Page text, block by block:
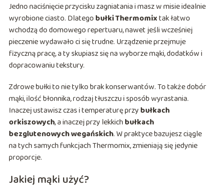
Jedno naciśnięcie przycisku zagniatania i masz w misie idealnie
wyrobione ciasto. Dlatego bułki Thermomixtak łatwo
wchodzą do domowego repertuaru, nawet jeśli wcześniej
pieczenie wydawało ci się trudne. Urządzenie przejmuje
fizyczną pracę, a ty skupiasz się na wyborze mąki, dodatków i
dopracowaniu tekstury.
Zdrowe bułki to nie tylko brak konserwantów. To także dobór
mąki, ilość błonnika, rodzaj tłuszczu i sposób wyrastania.
Inaczej ustawisz czas i temperaturę przy bułkach
orkiszowych, a inaczej przy lekkichbułkach
bezglutenowych wegańskich. W praktyce bazujesz ciągle
na tych samych funkcjach Thermomix, zmieniają się jedynie
proporcje.
Jakiej mąki użyć?